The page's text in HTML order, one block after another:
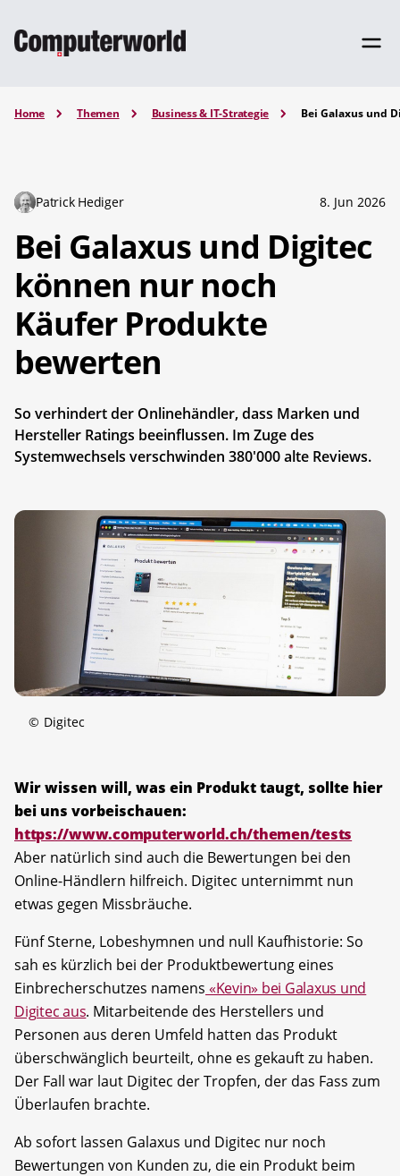
Home Themen Business & IT-Strategie Bei Galaxus und
Patrick Hediger 8. Jun 2026
Bei Galaxus und Digitec
können nur noch
Käufer Produkte
bewerten
So verhindert der Onlinehändler, dass Marken und
Hersteller Ratings beeinflussen. Im Zuge des
Systemwechsels verschwinden 380'000 alte Reviews.
© Digitec
Wir wissen will, was ein Produkt taugt, sollte hier
bei uns vorbeischauen:
https://www.computerworld.ch/themen/tests
Aber natürlich sind auch die Bewertungen bei den
Online-Händlern hilfreich. Digitec unternimmt nun
etwas gegen Missbräuche.
Fünf Sterne, Lobeshymnen und null Kaufhistorie: So
sah es kürzlich bei der Produktbewertung eines
Einbrecherschutzes namens «Kevin» bei Galaxus und
Digitec aus. Mitarbeitende des Herstellers und
Personen aus deren Umfeld hatten das Produkt
überschwänglich beurteilt, ohne es gekauft zu haben.
Der Fall war laut Digitec der Tropfen, der das Fass zum
Überlaufen brachte.
Ab sofort lassen Galaxus und Digitec nur noch
Bewertungen von Kunden zu, die ein Produkt beim